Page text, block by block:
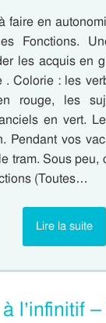
faire en
Fonctions.
les acquis en
. Colorie : les
rouge, les
en vert.
Pendant vos
tram. Sous peu,
(Toutes…
Lire la suite
l’infinitif